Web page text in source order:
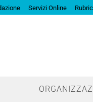
Servizi Online